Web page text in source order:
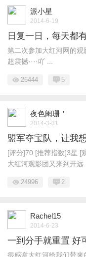
派小星
2014-6-19
日复一日，每天都
第二次参加大红河网的
超震撼····吖 ...
26444 5
夜色阑珊＇
2014-3-31
盟军夺宝队，让我
[评分]70 [推荐指数]3星 [
大红河观影团又来到开远
24996 2
Rachel15
2014-6-23
一到分手就重置 好
很感谢大红河给我们带来